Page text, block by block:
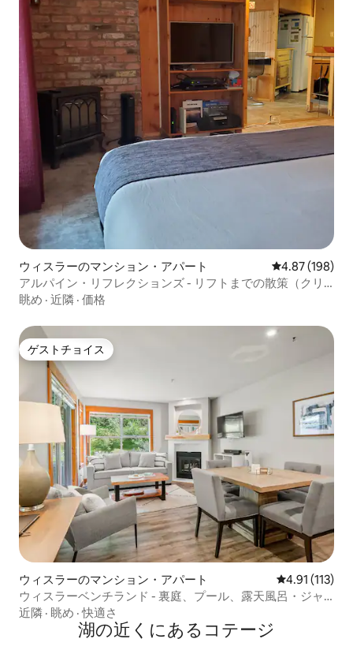
ウィスラーのマンション・アパート レビュー198
4.87 (198)
アルパイン・リフレクションズ - リフトまでの散策（クリ
ークサイド）
眺め · 近隣 · 価格
ゲストチョイス
ゲストチョイス
ウィスラーのマンション・アパート レビュー113
4.91 (113)
ウィスラーベンチランド - 裏庭、プール、露天風呂・ジャ
グジー
近隣 · 眺め ·快適さ
湖の近くにあるコテージ